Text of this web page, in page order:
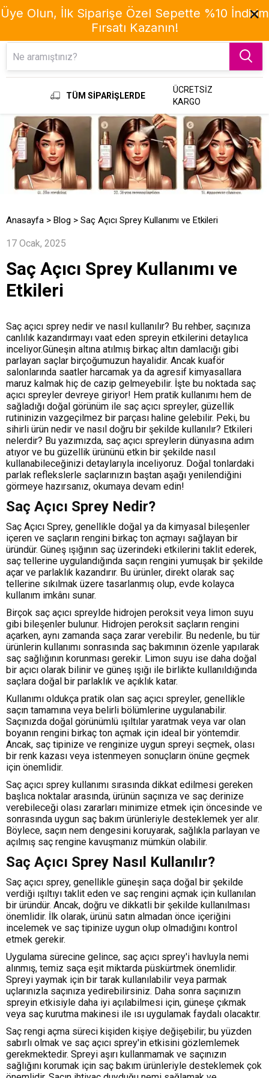
TÜM SİPARİŞLERDE
ÜCRETSİZ
KARGO
Anasayfa > Blog > Saç Açıcı Sprey Kullanımı ve Etkileri
17 Ocak, 2025
Saç Açıcı Sprey Kullanımı ve
Etkileri
Saç açıcı sprey nedir ve nasıl kullanılır? Bu rehber, saçınıza
canlılık kazandırmayı vaat eden spreyin etkilerini detaylıca
inceliyor.Güneşin altına atılmış birkaç altın damlacığı gibi
parlayan saçlar birçoğumuzun hayalidir. Ancak kuaför
salonlarında saatler harcamak ya da agresif kimyasallara
maruz kalmak hiç de cazip gelmeyebilir. İşte bu noktada saç
açıcı spreyler devreye giriyor! Hem pratik kullanımı hem de
sağladığı doğal görünüm ile saç açıcı spreyler, güzellik
rutininizin vazgeçilmez bir parçası haline gelebilir. Peki, bu
sihirli ürün nedir ve nasıl doğru bir şekilde kullanılır? Etkileri
nelerdir? Bu yazımızda, saç açıcı spreylerin dünyasına adım
atıyor ve bu güzellik ürününü etkin bir şekilde nasıl
kullanabileceğinizi detaylarıyla inceliyoruz. Doğal tonlardaki
parlak reflekslerle saçlarınızın baştan aşağı yenilendiğini
görmeye hazırsanız, okumaya devam edin!
Saç Açıcı Sprey Nedir?
Saç Açıcı Sprey, genellikle doğal ya da kimyasal bileşenler
içeren ve saçların rengini birkaç ton açmayı sağlayan bir
üründür. Güneş ışığının saç üzerindeki etkilerini taklit ederek,
saç tellerine uygulandığında saçın rengini yumuşak bir şekilde
açar ve parlaklık kazandırır. Bu ürünler, direkt olarak saç
tellerine sıkılmak üzere tasarlanmış olup, evde kolayca
kullanım imkânı sunar.
Birçok saç açıcı spreylde hidrojen peroksit veya limon suyu
gibi bileşenler bulunur. Hidrojen peroksit saçların rengini
açarken, aynı zamanda saça zarar verebilir. Bu nedenle, bu tür
ürünlerin kullanımı sonrasında saç bakımının özenle yapılarak
saç sağlığının korunması gerekir. Limon suyu ise daha doğal
bir açıcı olarak bilinir ve güneş ışığı ile birlikte kullanıldığında
saçlara doğal bir parlaklık ve açıklık katar.
Kullanımı oldukça pratik olan saç açıcı spreyler, genellikle
saçın tamamına veya belirli bölümlerine uygulanabilir.
Saçınızda doğal görünümlü ışıltılar yaratmak veya var olan
boyanın rengini birkaç ton açmak için ideal bir yöntemdir.
Ancak, saç tipinize ve renginize uygun spreyi seçmek, olası
bir renk kazası veya istenmeyen sonuçların önüne geçmek
için önemlidir.
Saç açıcı sprey kullanımı sırasında dikkat edilmesi gereken
başlıca noktalar arasında, ürünün saçınıza ve saç derinize
verebileceği olası zararları minimize etmek için öncesinde ve
sonrasında uygun saç bakım ürünleriyle desteklemek yer alır.
Böylece, saçın nem dengesini koruyarak, sağlıkla parlayan ve
açılmış saç rengine kavuşmanız mümkün olabilir.
Saç Açıcı Sprey Nasıl Kullanılır?
Saç açıcı sprey, genellikle güneşin saça doğal bir şekilde
verdiği ışıltıyı taklit eden ve saç rengini açmak için kullanılan
bir üründür. Ancak, doğru ve dikkatli bir şekilde kullanılması
önemlidir. İlk olarak, ürünü satın almadan önce içeriğini
incelemek ve saç tipinize uygun olup olmadığını kontrol
etmek gerekir.
Uygulama sürecine gelince, saç açıcı sprey'i havluyla nemi
alınmış, temiz saça eşit miktarda püskürtmek önemlidir.
Spreyi yaymak için bir tarak kullanılabilir veya parmak
uçlarınızla saçınıza yedirebilirsiniz. Daha sonra saçınızın
spreyin etkisiyle daha iyi açılabilmesi için, güneşe çıkmak
veya saç kurutma makinesi ile ısı uygulamak faydalı olacaktır.
Saç rengi açma süreci kişiden kişiye değişebilir; bu yüzden
sabırlı olmak ve saç açıcı sprey'in etkisini gözlemlemek
gerekmektedir. Spreyi aşırı kullanmamak ve saçınızın
sağlığını korumak için saç bakım ürünleriyle desteklemek çok
Üye Olun, İlk Siparişe Özel Sepette %10 İndirim
Fırsatı Kazanın!